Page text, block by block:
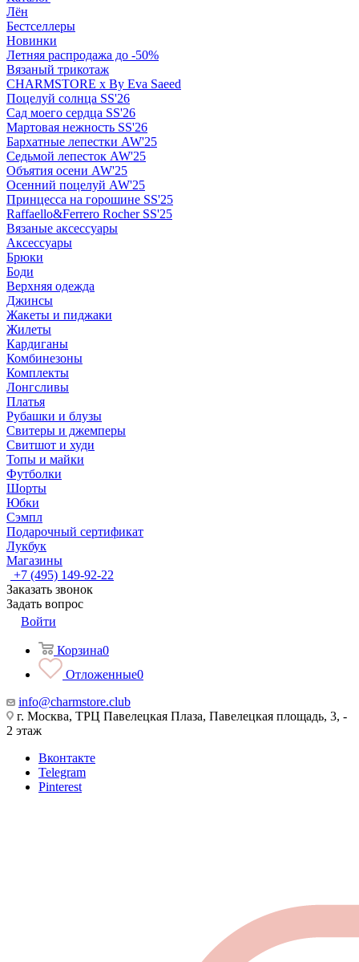
Лён
Бестселлеры
Новинки
Летняя распродажа до -50%
Вязаный трикотаж
CHARMSTORE х By Eva Saeed
Поцелуй солнца SS'26
Сад моего сердца SS'26
Мартовая нежность SS'26
Бархатные лепестки AW'25
Седьмой лепесток AW'25
Объятия осени AW'25
Осенний поцелуй AW'25
Принцесса на горошине SS'25
Raffaello&Ferrero Rocher SS'25
Вязаные аксессуары
Аксессуары
Брюки
Боди
Верхняя одежда
Джинсы
Жакеты и пиджаки
Жилеты
Кардиганы
Комбинезоны
Комплекты
Лонгсливы
Платья
Рубашки и блузы
Свитеры и джемперы
Свитшот и худи
Топы и майки
Футболки
Шорты
Юбки
Сэмпл
Подарочный сертификат
Лукбук
Магазины
+7 (495) 149-92-22
Заказать звонок
Задать вопрос
Войти
Корзина0
Отложенные0
info@charmstore.club
г. Москва, ТРЦ Павелецкая Плаза, Павелецкая площадь, 3, -
2 этаж
Вконтакте
Telegram
Pinterest